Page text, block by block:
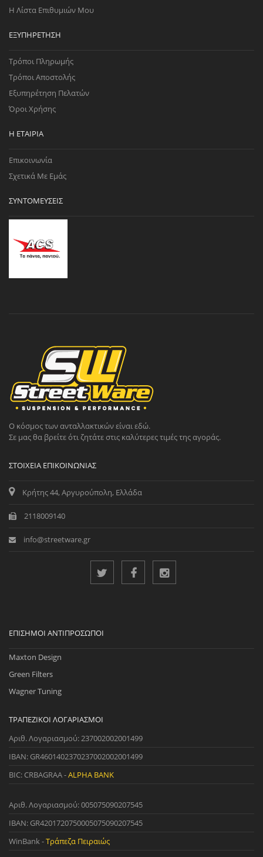
Η Λίστα Επιθυμιών Μου
ΕΞΥΠΗΡΈΤΗΣΗ
Τρόποι Πληρωμής
Τρόποι Αποστολής
Εξυπηρέτηση Πελατών
Όροι Χρήσης
Η ΕΤΑΙΡΊΑ
Επικοινωνία
Σχετικά Με Εμάς
ΣΥΝΤΟΜΕΎΣΕΙΣ
Ο κόσμος των ανταλλακτικών είναι εδώ.
Σε μας θα βρείτε ότι ζητάτε στις καλύτερες τιμές της αγοράς.
ΣΤΟΙΧΕΊΑ ΕΠΙΚΟΙΝΩΝΊΑΣ
Κρήτης 44, Αργυρούπολη, Ελλάδα
2118009140
info@streetware.gr
ΕΠΊΣΗΜΟΙ ΑΝΤΙΠΡΌΣΩΠΟΙ
Maxton Design
Green Filters
Wagner Tuning
ΤΡΑΠΕΖΙΚΟΊ ΛΟΓΑΡΙΑΣΜΟΊ
Αριθ. Λογαριασμού: 237002002001499
IBAN: GR4601402370237002002001499
BIC: CRBAGRAA -ALPHA BANK
Αριθ. Λογαριασμού: 005075090207545
IBAN: GR4201720750005075090207545
WinBank -Τράπεζα Πειραιώς